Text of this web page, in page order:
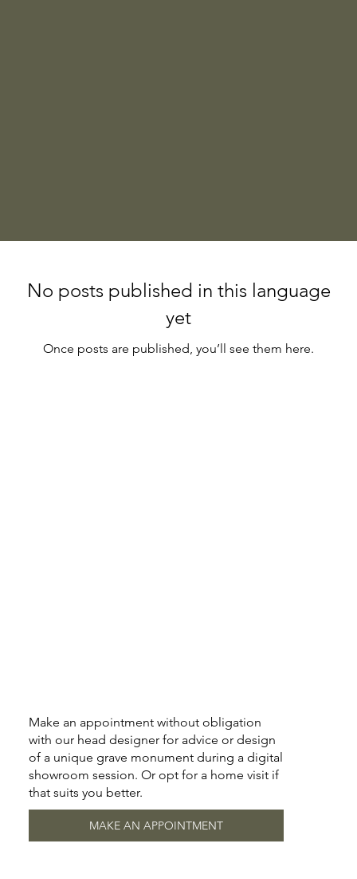
No posts published in this language
yet
Once posts are published, you’ll see them here.
Make an appointment without obligation
with our head designer for advice or design
of a unique grave monument during a digital
showroom session. Or opt for a home visit if
that suits you better.
MAKE AN APPOINTMENT